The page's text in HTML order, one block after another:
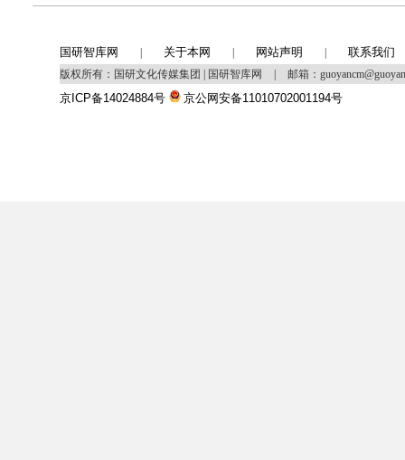
国研智库网 关于本网 网站声明 联系我们
版权所有：国研文化传媒集团 | 国研智库网 邮箱：
京ICP备14024884号 京公网安备11010702001194号